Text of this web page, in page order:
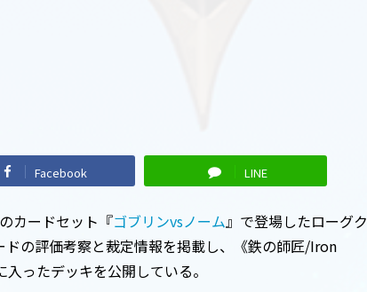
Facebook LINE
カードセット『ゴブリンvsノーム』で登場したローグク
の評価考察と裁定情報を掲載し、《鉄の師匠/Iron
ったデッキを公開している。